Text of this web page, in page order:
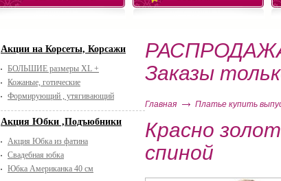
Акции на Корсеты, Корсажи
БОЛЬШИЕ размеры XL +
Кожаные, готические
Формирующий , утягивающий
Акция Юбки ,Подъюбники
Акция Юбка из фатина
Свадебная юбка
Юбка Американка 40 см
РАСПРОДАЖА
Заказы
Главная Платье купить
Красно
спиной